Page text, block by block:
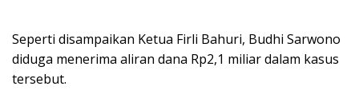
Seperti disampaikan Ketua Firli Bahuri, Budhi Sarwono
diduga menerima aliran dana Rp2,1 miliar dalam kasus
tersebut.